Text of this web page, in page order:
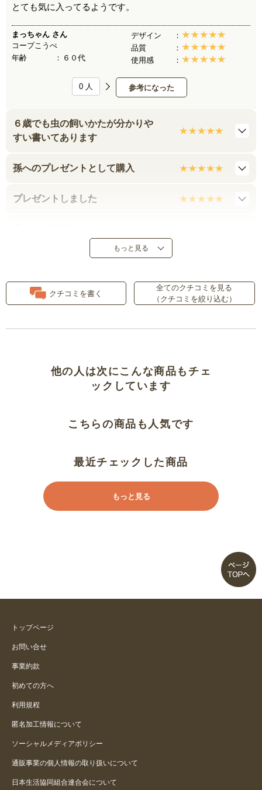
とても気に入ってるようです。
まっちゃん さん
コープこうべ
年齢
６０代
デザイン
品質
使用感
参考になった
0 人
６歳でも虫の飼いかたが分かりや
すい書いてあります
孫へのプレゼントとして購入
プレゼントしました
孫へのプレゼントに
ができてよかったです。
子ども達に大好評です！
もっと見る
クチコミを書く
全てのクチコミを見る
（クチコミを絞り込む）
他の人は次にこんな商品もチェ
ックしています
こちらの商品も人気です
最近チェックした商品
もっと見る
トップページ
お問い合せ
事業約款
初めての方へ
利用規程
匿名加工情報について
ソーシャルメディアポリシー
通販事業の個人情報の取り扱いについて
日本生活協同組合連合会について